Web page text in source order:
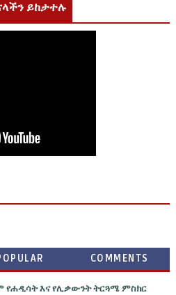
ይከታተሉ
COMMENTS
የሐዲሳት እና የሊቃውንት ትርጓሜ ምስክር